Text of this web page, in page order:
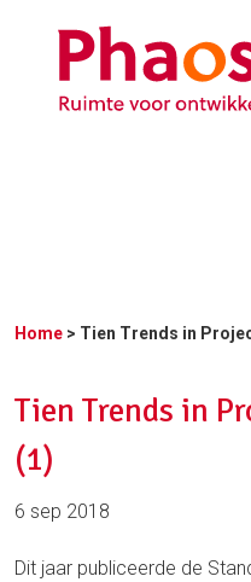
Home > Tien Trends in
Tien Trends in
(1)
6 sep 2018
Dit jaar publiceerde de